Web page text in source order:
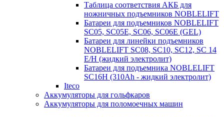
Таблица соответствия АКБ для
ножничных подъемников NOBLELIFT
Батареи для подъемников NOBLELIFT
SC05, SC05E, SC06, SC06E (GEL)
Батареи для линейки подъемников
NOBLELIFT SC08, SC10, SC12, SC 14
E/H (жидкий электролит)
Батареи для подъемника NOBLELIFT
SC16H (310Ah - жидкий электролит)
Iteco
Аккумуляторы для гольфкаров
Аккумуляторы для поломоечных машин